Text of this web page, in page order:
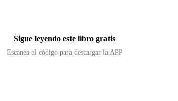
Sigue leyendo este libro gratis
Escanea el código para descargar la APP